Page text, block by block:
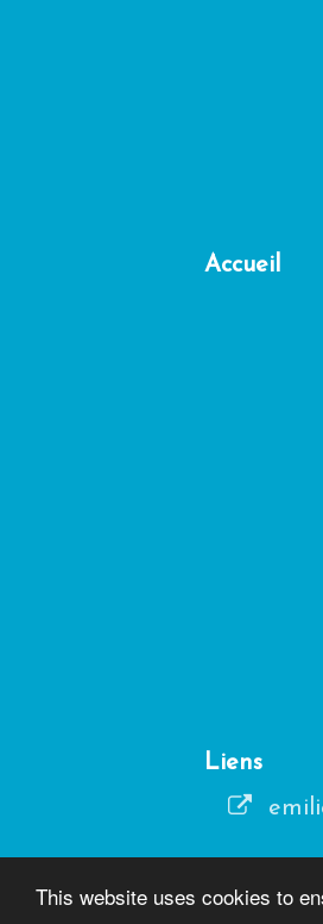
This website uses cookies to
Accueil
Liens